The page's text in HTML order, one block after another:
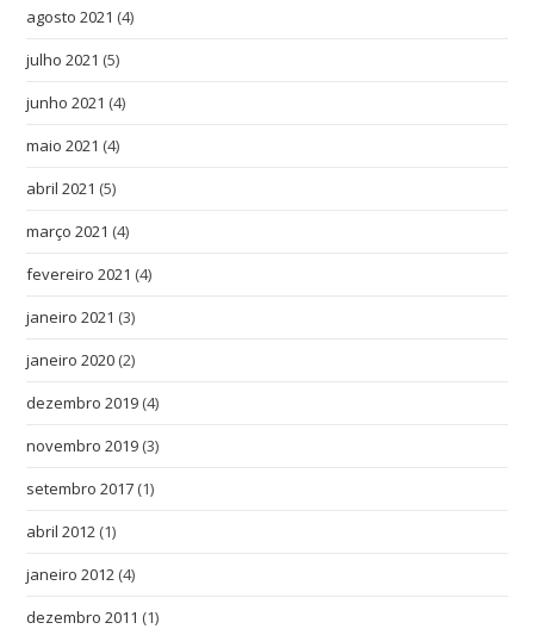
agosto 2021 (4)
julho 2021 (5)
junho 2021 (4)
maio 2021 (4)
abril 2021 (5)
março 2021 (4)
fevereiro 2021 (4)
janeiro 2021 (3)
janeiro 2020 (2)
dezembro 2019 (4)
novembro 2019 (3)
setembro 2017 (1)
abril 2012 (1)
janeiro 2012 (4)
dezembro 2011 (1)